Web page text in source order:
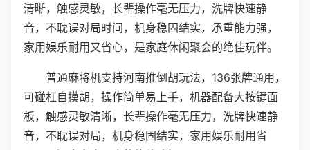
清晰，触感灵敏，长辈操作毫无压力，洗牌快速静
音，不耽误对局时间，机身稳固结实，承重能力强，
家用娱乐耐用又省心，是家庭休闲聚会的绝佳玩伴。
普通麻将机支持河南推倒胡玩法，136张牌通用，
可碰杠自摸胡，操作简单易上手，机器配备大按键面
板，触感灵敏清晰，长辈操作毫无压力，洗牌快速静
音，不耽误对局，机身稳固结实，家用娱乐耐用省